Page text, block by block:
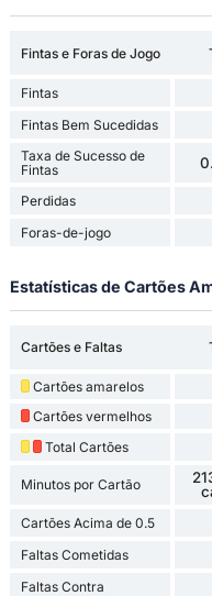
Fintas e Foras de Jogo
Fintas
Fintas Bem Sucedidas
Taxa de Sucesso de
Fintas
Perdidas
Foras-de-jogo
Estatísticas de Cartões
Cartões e Faltas
Cartões amarelos
Cartões vermelhos
Total Cartões
Minutos por Cartão
Cartões Acima de 0.5
Faltas Cometidas
Faltas Contra